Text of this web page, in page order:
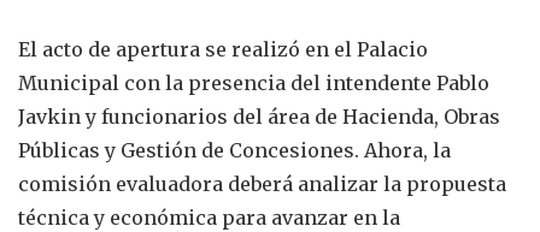
El acto de apertura se realizó en el Palacio
Municipal con la presencia del intendente Pablo
Javkin y funcionarios del área de Hacienda, Obras
Públicas y Gestión de Concesiones. Ahora, la
comisión evaluadora deberá analizar la propuesta
técnica y económica para avanzar en la